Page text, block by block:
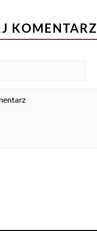
KOMENTARZ